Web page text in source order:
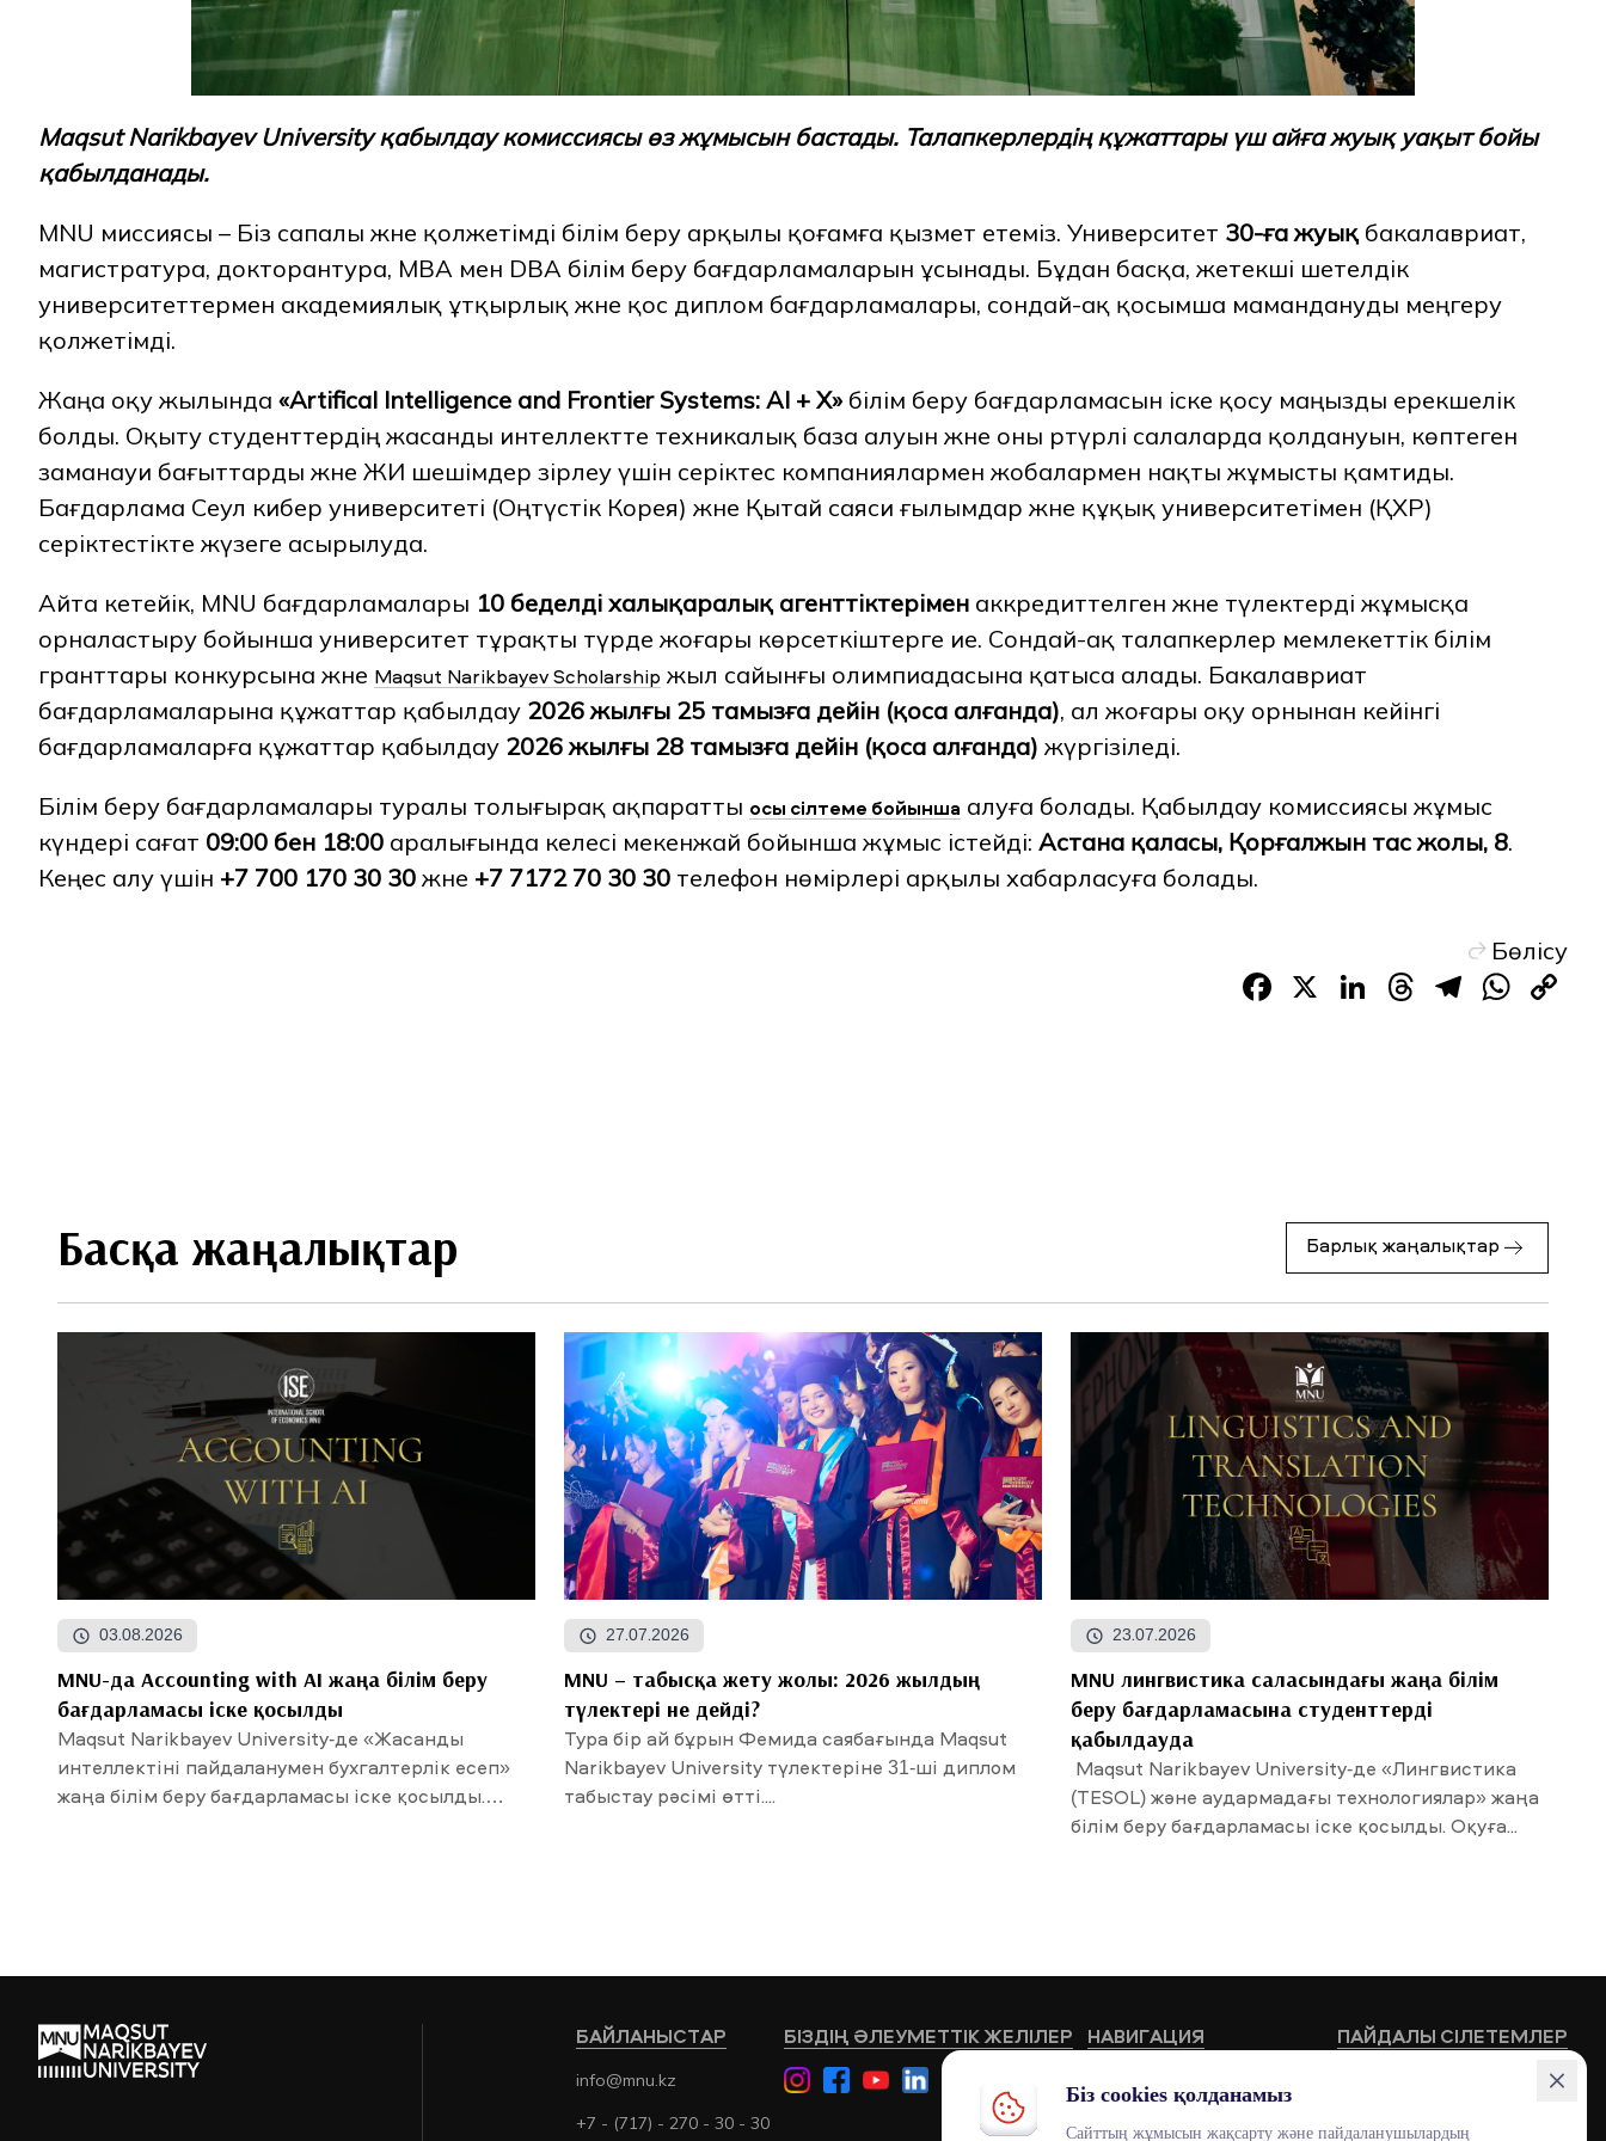
Maqsut Narikbayev University қабылдау комиссиясы өз жұмысын бастады. Талапкерлердің құжаттары үш айға жуық уақыт бойы
қабылданады.
MNU миссиясы – Біз сапалы және қолжетімді білім беру арқылы қоғамға қызмет етеміз. Университет 30-ға жуық бакалавриат,
магистратура, докторантура, МВА мен DBA білім беру бағдарламаларын ұсынады. Бұдан басқа, жетекші шетелдік
университеттермен академиялық ұтқырлық және қос диплом бағдарламалары, сондай-ақ қосымша мамандануды меңгеру
қолжетімді.
Жаңа оқу жылында «Artifical Intelligence and Frontier Systems: AI + X» білім беру бағдарламасын іске қосу маңызды ерекшелік
болды. Оқыту студенттердің жасанды интеллектте техникалық база алуын және оны әртүрлі салаларда қолдануын, көптеген
заманауи бағыттарды және ЖИ шешімдер әзірлеу үшін серіктес компаниялармен жобалармен нақты жұмысты қамтиды.
Бағдарлама Сеул кибер университеті (Оңтүстік Корея) және Қытай саяси ғылымдар және құқық университетімен (ҚХР)
серіктестікте жүзеге асырылуда.
Айта кетейік, MNU бағдарламалары 10 беделді халықаралық агенттіктерімен аккредиттелген және түлектерді жұмысқа
орналастыру бойынша университет тұрақты түрде жоғары көрсеткіштерге ие. Сондай-ақ талапкерлер мемлекеттік білім
гранттары конкурсына және Maqsut Narikbayev Scholarship жыл сайынғы олимпиадасына қатыса алады. Бакалавриат
бағдарламаларына құжаттар қабылдау 2026 жылғы 25 тамызға дейін (қоса алғанда), ал жоғары оқу орнынан кейінгі
бағдарламаларға құжаттар қабылдау 2026 жылғы 28 тамызға дейін (қоса алғанда) жүргізіледі.
Білім беру бағдарламалары туралы толығырақ ақпаратты осы сілтеме бойынша алуға болады. Қабылдау комиссиясы жұмыс
күндері сағат 09:00 бен 18:00 аралығында келесі мекенжай бойынша жұмыс істейді: Астана қаласы, Қорғалжын тас жолы, 8.
Кеңес алу үшін +7 700 170 30 30 және +7 7172 70 30 30 телефон нөмірлері арқылы хабарласуға болады.
Бөлісу
Facebook
X LinkedIn
Threads
Басқа жаңалықтар Барлық жаңалықтар
03.08.2026
MNU-да Accounting with AI жаңа білім беру
бағдарламасы іске қосылды
Maqsut Narikbayev University-де «Жасанды
интеллектіні пайдаланумен бухгалтерлік есеп»
жаңа білім беру бағдарламасы іске қосылды.
27.07.2026
MNU – табысқа жету жолы: 2026 жылдың
түлектері не дейді?
Тура бір ай бұрын Фемида саябағында Maqsut
Narikbayev University түлектеріне 31-ші диплом
табыстау рәсімі өтті....
23.07.2026
MNU лингвистика саласындағы жаңа білім
беру бағдарламасына студенттерді
қабылдауда
Maqsut Narikbayev University-де «Лингвистика
(TESOL) және аудармадағы технологиялар» жаңа
білім беру бағдарламасы іске қосылды. Оқуға...
БАЙЛАНЫСТАР
info@mnu.kz
+7 - (717) - 270 - 30 - 30
БІЗДІҢ ӘЛЕУМЕТТІК ЖЕЛІЛЕР НАВИГАЦИЯ
Жоғары мектептер
ПАЙДАЛЫ СІЛЕТЕМЛЕР
Documentolog
Біз cookies қолданамыз
Сайттың жұмысын жақсарту және пайдаланушылардың